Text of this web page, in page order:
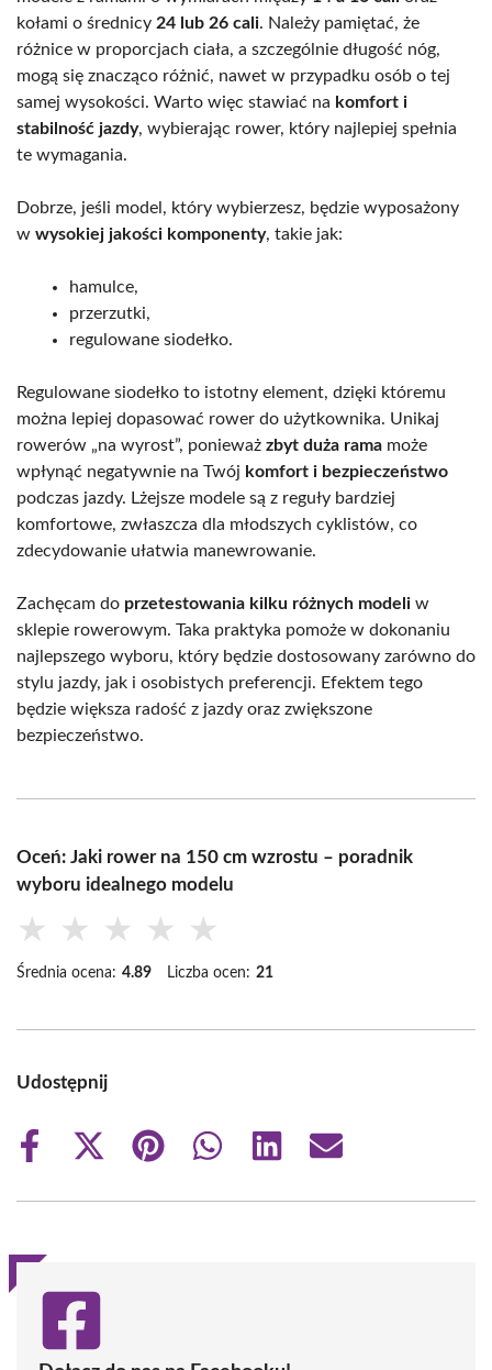
kołami o średnicy 24 lub 26 cali. Należy pamiętać, że
różnice w proporcjach ciała, a szczególnie długość nóg,
mogą się znacząco różnić, nawet w przypadku osób o tej
samej wysokości. Warto więc stawiać na komfort i
stabilność jazdy, wybierając rower, który najlepiej spełnia
te wymagania.
Dobrze, jeśli model, który wybierzesz, będzie wyposażony
w wysokiej jakości komponenty, takie jak:
hamulce,
przerzutki,
regulowane siodełko.
Regulowane siodełko to istotny element, dzięki któremu
można lepiej dopasować rower do użytkownika. Unikaj
rowerów „na wyrost”, ponieważ zbyt duża rama może
wpłynąć negatywnie na Twój komfort i bezpieczeństwo
podczas jazdy. Lżejsze modele są z reguły bardziej
komfortowe, zwłaszcza dla młodszych cyklistów, co
zdecydowanie ułatwia manewrowanie.
Zachęcam do przetestowania kilku różnych modeli w
sklepie rowerowym. Taka praktyka pomoże w dokonaniu
najlepszego wyboru, który będzie dostosowany zarówno do
stylu jazdy, jak i osobistych preferencji. Efektem tego
będzie większa radość z jazdy oraz zwiększone
bezpieczeństwo.
Oceń: Jaki rower na 150 cm wzrostu – poradnik
wyboru idealnego modelu
★ ★ ★ ★ ★
Średnia ocena: 4.89 Liczba ocen: 21
Udostępnij
Share
Share
(Twitter)
Share
Share
Share
Share